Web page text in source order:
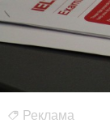
Реклама